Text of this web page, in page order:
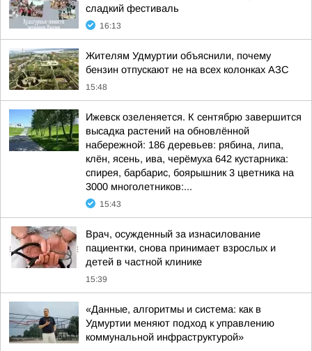
сладкий фестиваль
16:13
Жителям Удмуртии объяснили, почему
бензин отпускают не на всех колонках АЗС
15:48
Ижевск озеленяется. К сентябрю завершится
высадка растений на обновлённой
набережной: 186 деревьев: рябина, липа,
клён, ясень, ива, черёмуха 642 кустарника:
спирея, барбарис, боярышник 3 цветника на
3000 многолетников:...
15:43
Врач, осужденный за изнасилование
пациентки, снова принимает взрослых и
детей в частной клинике
15:39
«Данные, алгоритмы и система: как в
Удмуртии меняют подход к управлению
коммунальной инфраструктурой»